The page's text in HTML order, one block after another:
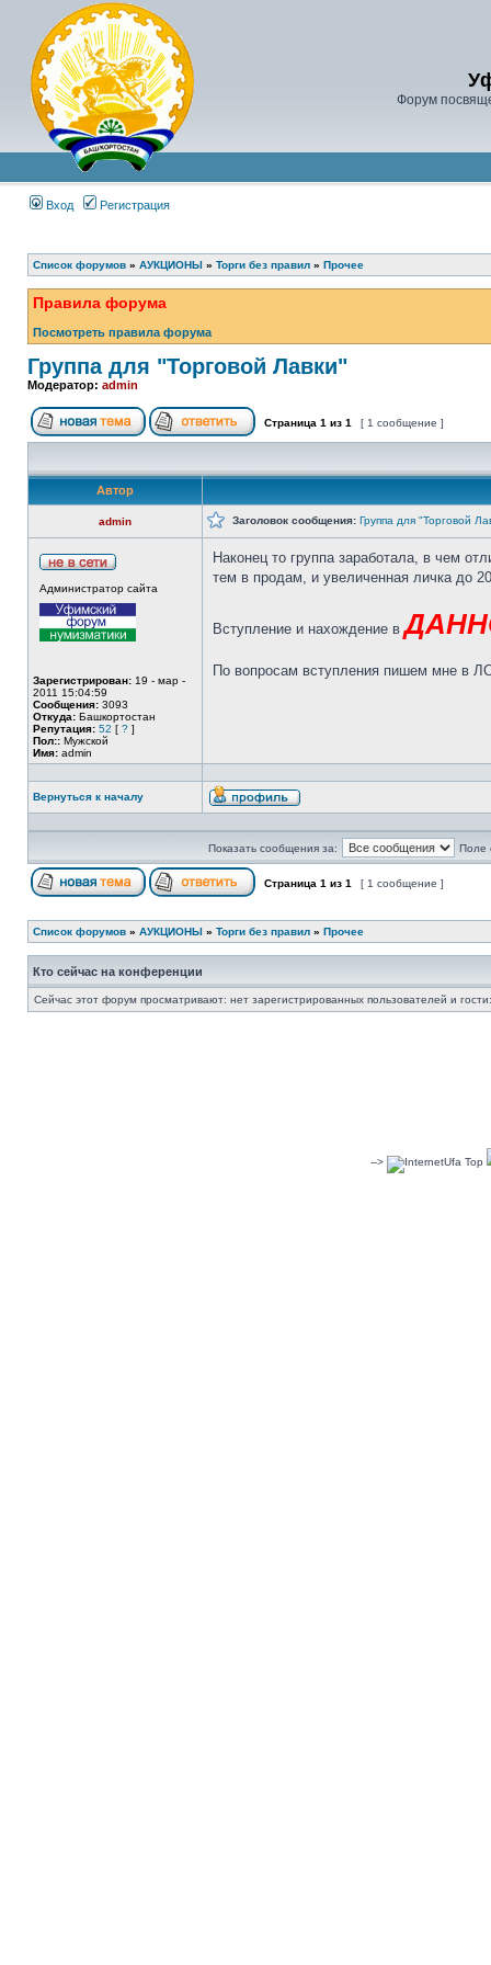
Форум
Вход Регистрация
Список форумов » АУКЦИОНЫ » Торги без правил » Прочее
Правила форума
Посмотреть правила форума
Группа для "Торговой Лавки"
Модератор: admin
Страница 1 из 1 [ 1 сообщение ]
Автор
admin Заголовок сообщения: Группа для "Торговой
Администратор сайта
Зарегистрирован: 19 - мар -
2011 15:04:59
Сообщения: 3093
Откуда: Башкортостан
Репутация: 52 [ ? ]
Пол:: Мужской
Имя: admin
Наконец то группа заработала, в чем
тем в продам, и увеличенная личка до
Вступление и нахождение в
По вопросам вступления пишем мне в
Вернуться к началу
Показать сообщения за: Поле
Страница 1 из 1 [ 1 сообщение ]
Список форумов » АУКЦИОНЫ » Торги без правил » Прочее
Кто сейчас на конференции
Сейчас этот форум просматривают: нет зарегистрированных пользователей и
-->